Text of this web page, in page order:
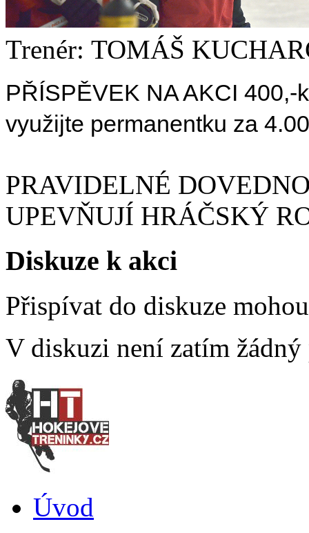
Trenér: TOMÁŠ
PŘÍSPĚVEK NA AKCI 400,-
využijte permanentku za
PRAVIDELNÉ
UPEVŇUJÍ HRÁČSKÝ
Diskuze k akci
Přispívat do diskuze
V diskuzi není zatím žádný
Úvod